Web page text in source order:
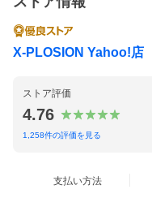
X-PLOSION Yahoo!店
ストア評価
4.76
1,258件の評価を見る
支払い方法